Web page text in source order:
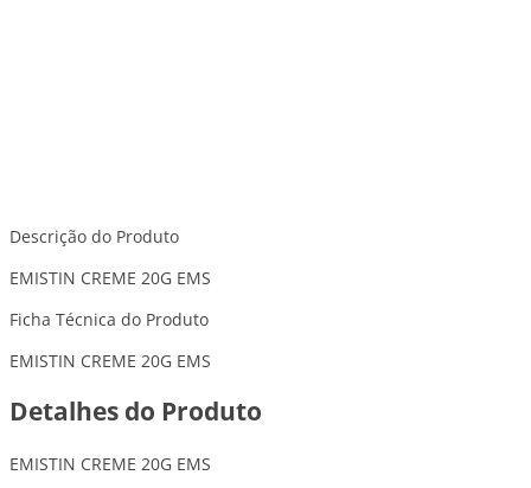
Descrição do Produto
EMISTIN CREME 20G EMS
Ficha Técnica do Produto
EMISTIN CREME 20G EMS
Detalhes do Produto
EMISTIN CREME 20G EMS